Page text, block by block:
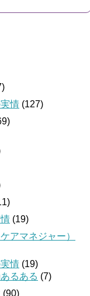
情 (127)
(19)
アマネジャー）
情 (19)
るある (7)
(90)